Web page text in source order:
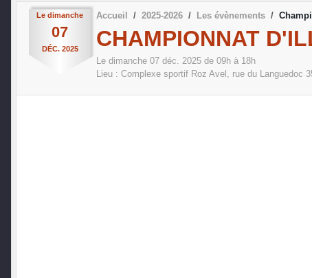
Le dimanche
07
DÉC. 2025
Accueil 2025-2026 Les évènements
CHAMPIONNAT
Le dimanche 07 déc. 2025 de 09h à 18h
Lieu : Complexe sportif Roz Avel, rue du Languedoc